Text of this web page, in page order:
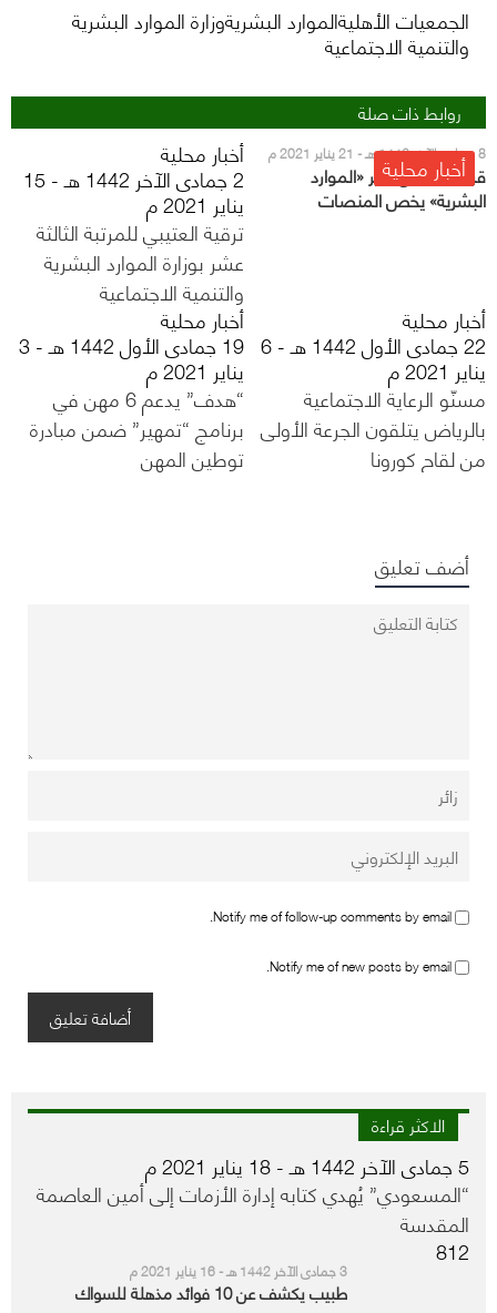
الجمعيات الأهليةالموارد البشريةوزارة الموارد البشرية
والتنمية الاجتماعية
روابط ذات صلة
أخبار محلية 8 جمادى الآخر 1442 هـ - 21 يناير 2021 م
قرار جديد من وزير «الموارد
البشرية» يخص المنصات
أخبار محلية
2 جمادى الآخر 1442 هـ - 15
يناير 2021 م
ترقية العتيبي للمرتبة الثالثة
عشر بوزارة الموارد البشرية
والتنمية الاجتماعية
أخبار محلية
22 جمادى الأول 1442 هـ - 6
يناير 2021 م
مسنّو الرعاية الاجتماعية
بالرياض يتلقون الجرعة الأولى
من لقاح كورونا
أخبار محلية
19 جمادى الأول 1442 هـ - 3
يناير 2021 م
“هدف” يدعم 6 مهن في
برنامج “تمهير” ضمن مبادرة
توطين المهن
أضف تعليق
Notify me of follow-up comments by email.
Notify me of new posts by email.
الاكثر قراءة
5 جمادى الآخر 1442 هـ - 18 يناير 2021 م
“المسعودي” يُهدي كتابه إدارة الأزمات إلى أمين العاصمة
المقدسة
812
3 جمادى الآخر 1442 هـ - 16 يناير 2021 م
طبيب يكشف عن 10 فوائد مذهلة للسواك